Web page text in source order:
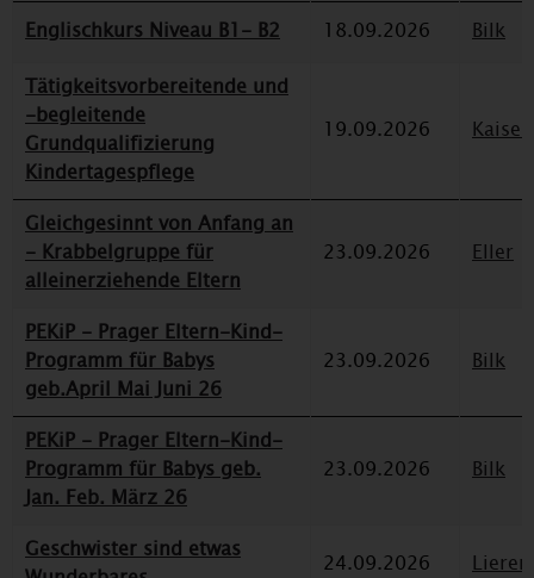
Englischkurs Niveau B1- B2 18.09.2026
Bilk
Tätigkeitsvorbereitende und
-begleitende
Grundqualifizierung
Kindertagespflege
19.09.2026
Gleichgesinnt von Anfang an
- Krabbelgruppe für
alleinerziehende Eltern
23.09.2026 Eller
PEKiP - Prager Eltern-Kind-
Programm für Babys
geb.April Mai Juni 26
23.09.2026 Bilk
PEKiP - Prager Eltern-Kind-
Programm für Babys geb.
Jan. Feb. März 26
23.09.2026 Bilk
Geschwister sind etwas
24.09.2026